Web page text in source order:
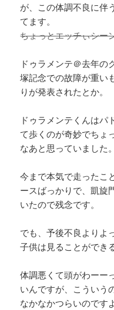
が、この体調不良に伴
てます。
ちょっとエッチぃシー
ドゥラメンテ＠去年の
塚記念での故障が重い
りが発表されたとか。
ドゥラメンテくんはパ
て歩くのが奇妙でちょ
なあと思っていました。
今まで本気で走ったこ
ースばっかりで、凱旋
いたので残念です。
でも、予後不良よりよ
子供は見ることができ
体調悪くて頭がわーー
いんですが、こういう
なかなかつらいのです